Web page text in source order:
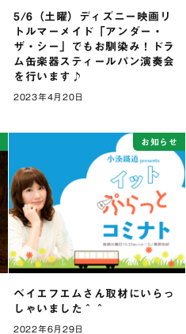
5/6（土曜）ディズニー映画リ
トルマーメイド「アンダー・
ザ・シー」でもお馴染み！ドラ
ム缶楽器スティールパン演奏会
を行います♪
2023年4月20日
お知らせ
ベイエフエムさん取材にいらっ
しゃいました＾＾
2022年6月29日